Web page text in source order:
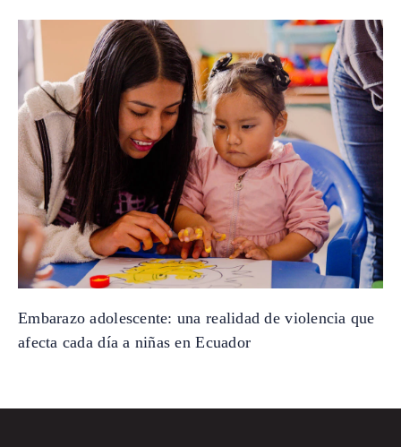
Embarazo adolescente: una realidad de violencia que
afecta cada día a niñas en Ecuador